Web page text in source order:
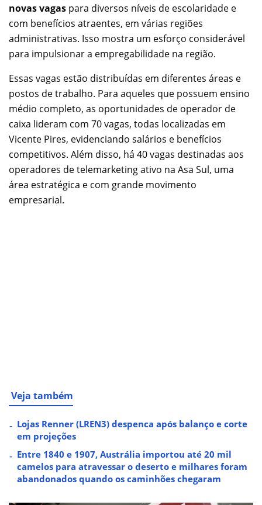
novas vagas para diversos níveis de escolaridade e
com benefícios atraentes, em várias regiões
administrativas. Isso mostra um esforço considerável
para impulsionar a empregabilidade na região.
Essas vagas estão distribuídas em diferentes áreas e
postos de trabalho. Para aqueles que possuem ensino
médio completo, as oportunidades de operador de
caixa lideram com 70 vagas, todas localizadas em
Vicente Pires, evidenciando salários e benefícios
competitivos. Além disso, há 40 vagas destinadas aos
operadores de telemarketing ativo na Asa Sul, uma
área estratégica e com grande movimento
empresarial.
Veja também
Lojas Renner (LREN3) despenca após balanço e corte
em projeções
Entre 1840 e 1907, Austrália importou até 20 mil
camelos para atravessar o deserto e milhares foram
abandonados quando os caminhões chegaram